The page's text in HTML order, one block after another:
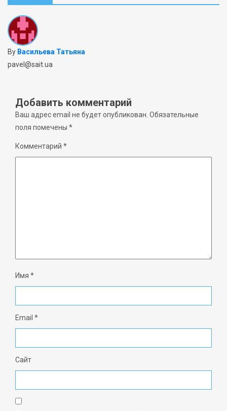
By Васильева Татьяна
pavel@sait.ua
Добавить комментарий
Ваш адрес email не будет опубликован. Обязательные
поля помечены *
Комментарий *
Имя *
Email *
Сайт